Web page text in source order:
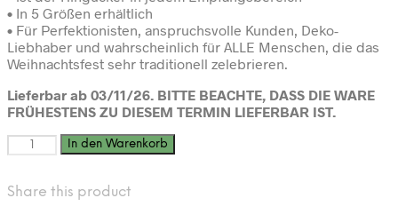
• In 5 Größen erhältlich
• Für Perfektionisten, anspruchsvolle Kunden, Deko-
Liebhaber und wahrscheinlich für ALLE Menschen, die das
Weihnachtsfest sehr traditionell zelebrieren.
Lieferbar ab 03/11/26. BITTE BEACHTE, DASS DIE WARE
FRÜHESTENS ZU DIESEM TERMIN LIEFERBAR IST.
Weihnachtsbaum
"Ludwig"
250
In den Warenkorb
Share this product